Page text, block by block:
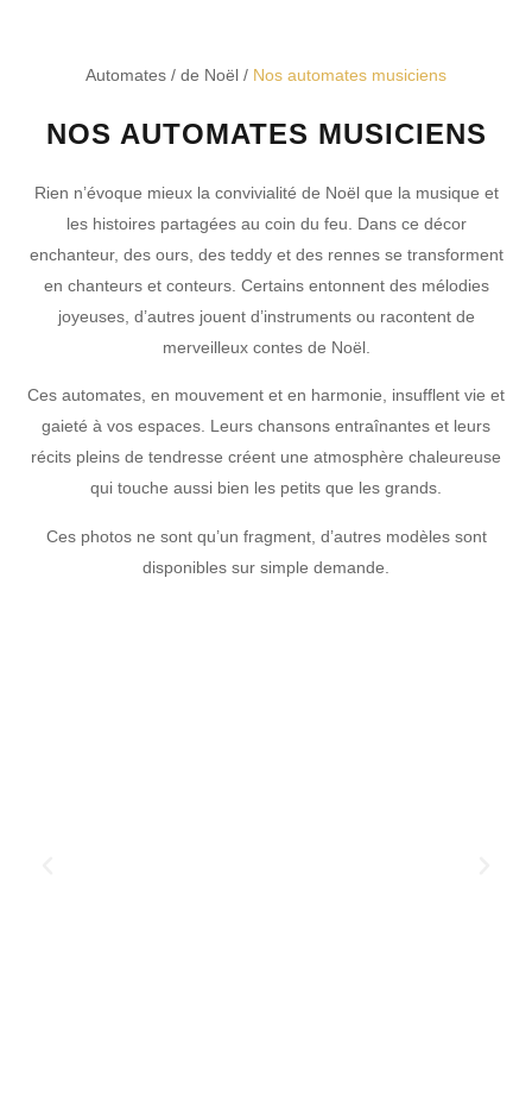
Automates / de Noël / Nos automates musiciens
NOS AUTOMATES MUSICIENS
Rien n’évoque mieux la convivialité de Noël que la musique et
les histoires partagées au coin du feu. Dans ce décor
enchanteur, des ours, des teddy et des rennes se transforment
en chanteurs et conteurs. Certains entonnent des mélodies
joyeuses, d’autres jouent d’instruments ou racontent de
merveilleux contes de Noël.
Ces automates, en mouvement et en harmonie, insufflent vie et
gaieté à vos espaces. Leurs chansons entraînantes et leurs
récits pleins de tendresse créent une atmosphère chaleureuse
qui touche aussi bien les petits que les grands.
Ces photos ne sont qu’un fragment, d’autres modèles sont
disponibles sur simple demande.